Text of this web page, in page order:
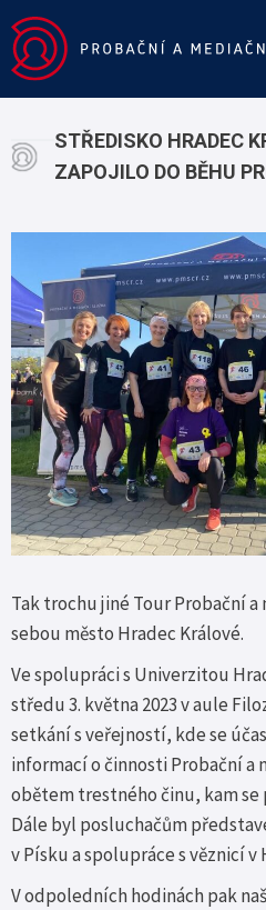
STŘEDISKO HRADEC
ZAPOJILO DO BĚHU
Tak trochu jiné Tour Probační a
sebou město Hradec Králové.
Ve spolupráci s Univerzitou
středu 3. května 2023 v aule
setkání s veřejností, kde se
informací o činnosti Probační a
obětem trestného činu, kam
Dále byl posluchačům
v Písku a spolupráce s věznicí v
V odpoledních hodinách pak